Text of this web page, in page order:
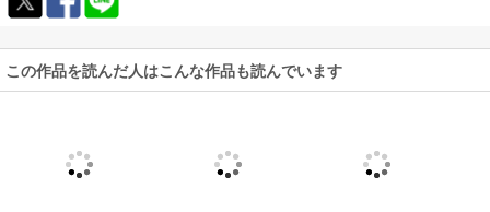
この作品を読んだ人はこんな作品も読んでいます